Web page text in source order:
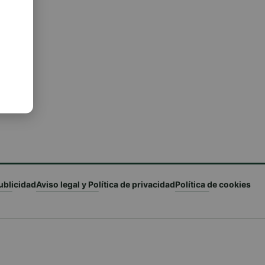
Aviso legal y Política de privacidadPolítica de cookies